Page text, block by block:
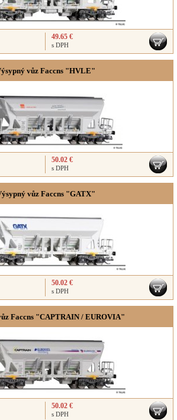
49.65 €
s DPH
vůz Faccns "HVLE"
50.02 €
s DPH
vůz Faccns "GATX"
50.02 €
s DPH
Faccns "CAPTRAIN / EUROVIA"
50.02 €
s DPH